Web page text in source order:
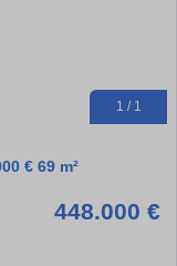
1 / 1
€ 69 m²
448.000 €